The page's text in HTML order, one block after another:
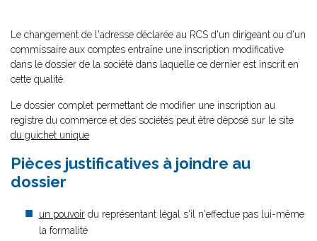
Le changement de l'adresse déclarée au RCS d'un dirigeant ou d'un
commissaire aux comptes entraîne une inscription modificative
dans le dossier de la société dans laquelle ce dernier est inscrit en
cette qualité.
Le dossier complet permettant de modifier une inscription au
registre du commerce et des sociétés peut être déposé sur le site
du guichet unique
Pièces justificatives à joindre au
dossier
un pouvoir du représentant légal s'il n'effectue pas lui-même
la formalité